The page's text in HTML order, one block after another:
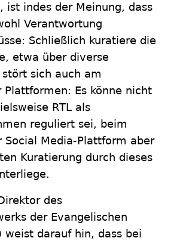
ist indes der Meinung, dass
Verantwortung
Schließlich kuratiere die
etwa über diverse
sich auch am
Plattformen: Es könne nicht
RTL als
reguliert sei, beim
Social Media-Plattform aber
Kuratierung durch dieses
des
der Evangelischen
weist darauf hin, dass bei